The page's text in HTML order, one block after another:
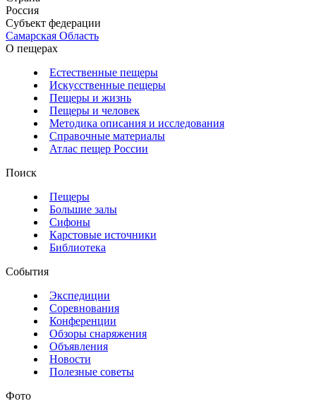
Россия
Субъект федерации
Самарская Область
О пещерах
Естественные пещеры
Искусственные пещеры
Пещеры и жизнь
Пещеры и человек
Методика описания и исследования
Справочные материалы
Атлас пещер России
Поиск
Пещеры
Большие залы
Сифоны
Карстовые источники
Библиотека
События
Экспедиции
Соревнования
Конференции
Обзоры снаряжения
Объявления
Новости
Полезные советы
Фото